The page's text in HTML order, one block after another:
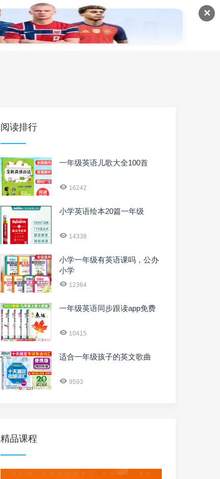
✕
英语课程 英语资料
阅读排行
一年级英语儿歌大全100首
16242
小学英语绘本20篇一年级
14338
小学一年级有英语课吗，公办
小学
12364
一年级英语同步跟读app免费
10415
适合一年级孩子的英文歌曲
9593
精品课程